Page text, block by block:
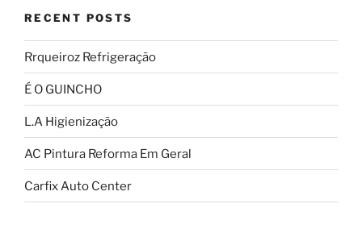
RECENT POSTS
Rrqueiroz Refrigeração
É O GUINCHO
L.A Higienização
AC Pintura Reforma Em Geral
Carfix Auto Center